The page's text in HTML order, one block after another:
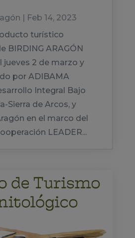
Feb 14, 2023
turístico
BIRDING ARAGÓN
jueves 2 de marzo y
por ADIBAMA
Integral Bajo
Sierra de Arcos, y
en el marco del
LEADER...